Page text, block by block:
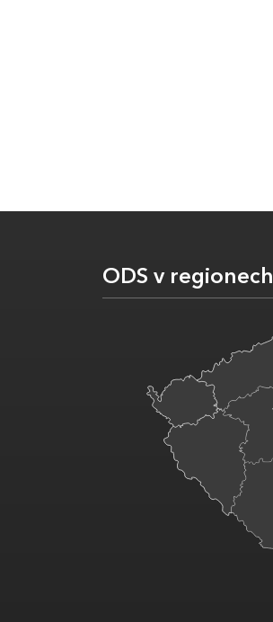
ODS v regionech